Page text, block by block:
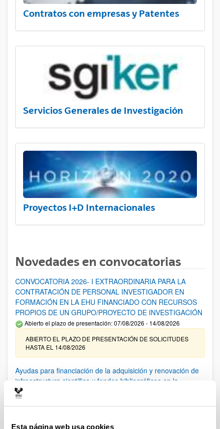
Esta página web usa cookies
Contratos con empresas y Patentes
Servicios Generales de Investigación
Proyectos I+D Internacionales
Novedades en convocatorias
CONVOCATORIA 2026- I EXTRAORDINARIA PARA LA
CONTRATACIÓN DE PERSONAL INVESTIGADOR EN
FORMACIÓN EN LA EHU FINANCIADO CON RECURSOS
PROPIOS DE UN GRUPO/PROYECTO DE INVESTIGACIÓN
Abierto el plazo de presentación: 07/08/2026 - 14/08/2026
ABIERTO EL PLAZO DE PRESENTACIÓN DE SOLICITUDES
HASTA EL 14/08/2026
Ayudas para financiación de la adquisición y renovación de
infraestructura científica y fondos bibliográficos en la
UPV/EHU 2026
solicitudes admitidas y excluidas. 23/03/2026: Relación